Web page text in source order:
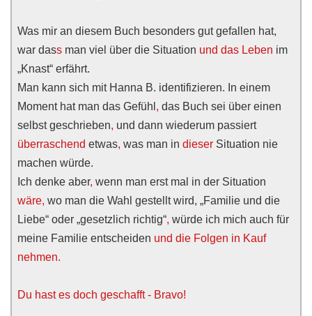
Was mir an diesem Buch besonders gut gefallen hat,
war dass man viel über die Situation und das Leben im
„Knast“ erfährt.
Man kann sich mit Hanna B. identifizieren. In einem
Moment hat man das Gefühl , das Buch sei über einen
selbst geschrieben, und dann wiederum passiert
überraschend etwas, was man in dieser Situation nie
machen würde.
Ich denke aber, wenn man erst mal in der Situation
wäre, wo man die Wahl gestellt wird, „Familie und die
Liebe“ oder „gesetzlich richtig“, würde ich mich auch für
meine Familie entscheiden und die Folgen in Kauf
nehmen.
Du hast es doch geschafft - Bravo!